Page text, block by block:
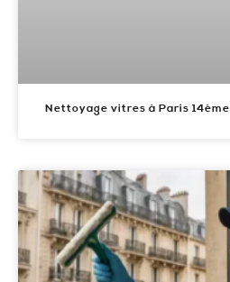
Nettoyage vitres à Paris 14ème